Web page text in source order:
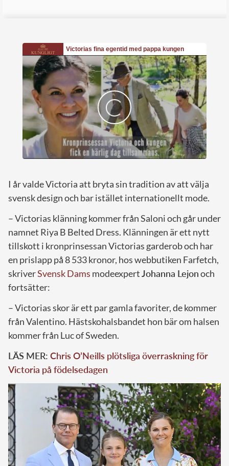
I år valde Victoria att bryta sin tradition av att välja
svensk design och bar istället internationellt mode.
– Victorias klänning kommer från Saloni och går under
namnet Riya B Belted Dress. Klänningen är ett nytt
tillskott i kronprinsessan Victorias garderob och har
en prislapp på 8 533 kronor, hos webbutiken Farfetch,
skriverSvensk Dams modeexpertJohanna Lejonoch
fortsätter:
– Victorias skor är ett par gamla favoriter, de kommer
från Valentino. Hästskohalsbandet hon bär om halsen
kommer från Luc of Sweden.
LÄS MER: Chris O’Neills plötsliga överraskning för
Victoria på födelsedagen